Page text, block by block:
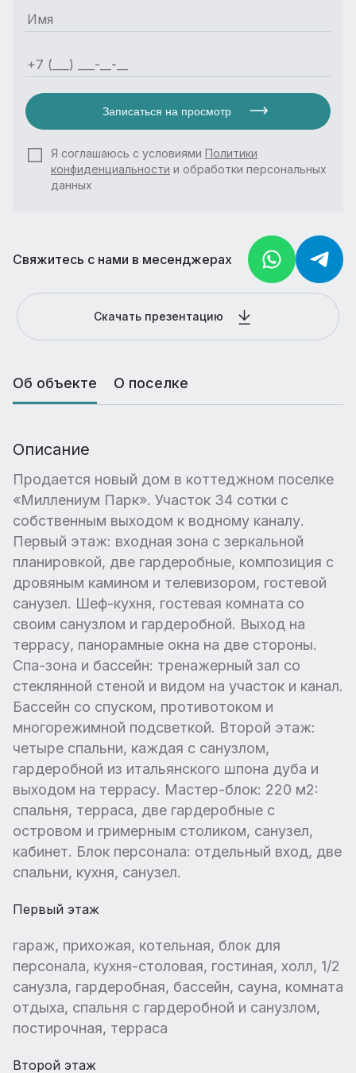
Записаться на просмотр
Я соглашаюсь с условиями Политики
конфиденциальности и обработки персональных
данных
Свяжитесь с нами в месенджерах
Скачать презентацию
Об объекте О поселке
Описание
Продается новый дом в коттеджном поселке
«Миллениум Парк». Участок 34 сотки с
собственным выходом к водному каналу.
Первый этаж: входная зона с зеркальной
планировкой, две гардеробные, композиция с
дровяным камином и телевизором, гостевой
санузел. Шеф-кухня, гостевая комната со
своим санузлом и гардеробной. Выход на
террасу, панорамные окна на две стороны.
Спа-зона и бассейн: тренажерный зал со
стеклянной стеной и видом на участок и канал.
Бассейн со спуском, противотоком и
многорежимной подсветкой. Второй этаж:
четыре спальни, каждая с санузлом,
гардеробной из итальянского шпона дуба и
выходом на террасу. Мастер-блок: 220 м2:
спальня, терраса, две гардеробные с
островом и гримерным столиком, санузел,
кабинет. Блок персонала: отдельный вход, две
спальни, кухня, санузел.
Первый этаж
гараж, прихожая, котельная, блок для
персонала, кухня-столовая, гостиная, холл, 1/2
санузла, гардеробная, бассейн, сауна, комната
отдыха, спальня с гардеробной и санузлом,
постирочная, терраса
Второй этаж